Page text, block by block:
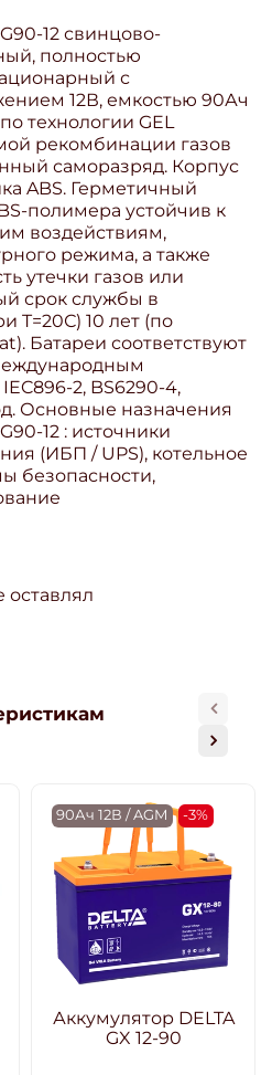
12 свинцово-
полностью
с
12В, емкостью 90Ач
технологии GEL
рекомбинации газов
саморазряд. Корпус
ABS. Герметичный
полимера устойчив к
воздействиям,
режима, а также
утечки газов или
срок службы в
T=20С) 10 лет (по
Батареи соответствуют
2, BS6290-4,
Основные назначения
12 : источники
(ИБП / UPS), котельное
безопасности,
90Ач 12В / AGM -3%
Аккумулятор DELTA
GX 12-90